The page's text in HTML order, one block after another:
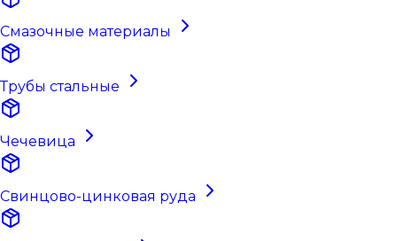
Смазочные материалы
Трубы стальные
Чечевица
Свинцово-цинковая руда